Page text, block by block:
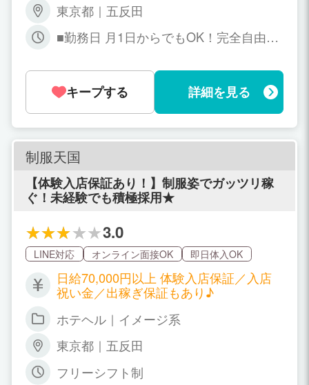
【1,000円～2,000円】 NET指名料【1,00
0円】 本指名料【2,000円】 ＼日給平均3
8,000円以上／ 【１日の収入例】 ●Aち
000円 80分×2 22,000円 100分×2 26,
000円 オプション×13 27,000円 NET指
名×4 4,000円 本指名×1 2000円 雑
費 0円 【合計 117,000円】 ●Bちゃん
の場合（7時間勤務） 60分×2 16,000円
100分×2 24,000円 120分×1 14,000円
オプション×7 15,000円 NET指名×1
1,000円 本指名×2 4,000円 雑費 0円
【合計 74,000円】 ●Cちゃんの場合（3
時間勤務） 60分×1 8,000円 80分×1 1
名×1 1,000円 雑費 ▲1,500円 【合
計 19,500円】
東京都｜五反田
■勤務日 月1日からでもOK！完全自由出
K！！ お仕事終わりでも、学校終わりで
もお好きな時間にご出勤出来ます♪ 完全
自由出勤制。
キープする 詳細を見る
制服天国
【体験入店保証あり！】制服姿でガッツリ稼
ぐ！未経験でも積極採用★
3.0
LINE対応 オンライン面接OK 即日体入OK
日給70,000円以上 体験入店保証／入店
祝い金／出稼ぎ保証もあり♪
ホテヘル｜イメージ系
東京都｜五反田
フリーシフト制